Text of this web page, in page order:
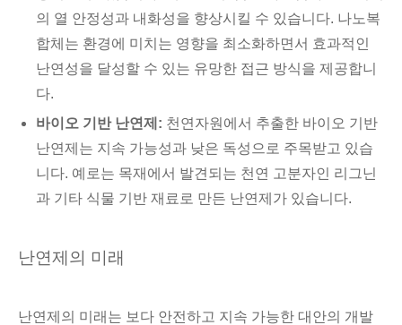
의 열 안정성과 내화성을 향상시킬 수 있습니다. 나노복
합체는 환경에 미치는 영향을 최소화하면서 효과적인
난연성을 달성할 수 있는 유망한 접근 방식을 제공합니
다.
바이오 기반 난연제: 천연자원에서 추출한 바이오 기반
난연제는 지속 가능성과 낮은 독성으로 주목받고 있습
니다. 예로는 목재에서 발견되는 천연 고분자인 리그닌
과 기타 식물 기반 재료로 만든 난연제가 있습니다.
난연제의 미래
난연제의 미래는 보다 안전하고 지속 가능한 대안의 개발